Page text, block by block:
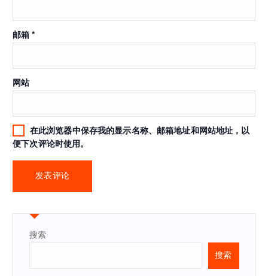
邮箱*
网站
在此浏览器中保存我的显示名称、邮箱地址和网站地址，以
便下次评论时使用。
搜索
搜索